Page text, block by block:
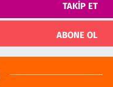
TAKIP ET
ABONE OL